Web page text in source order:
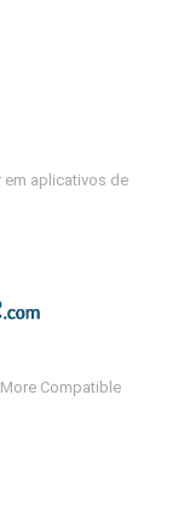
em aplicativos de
Compatible